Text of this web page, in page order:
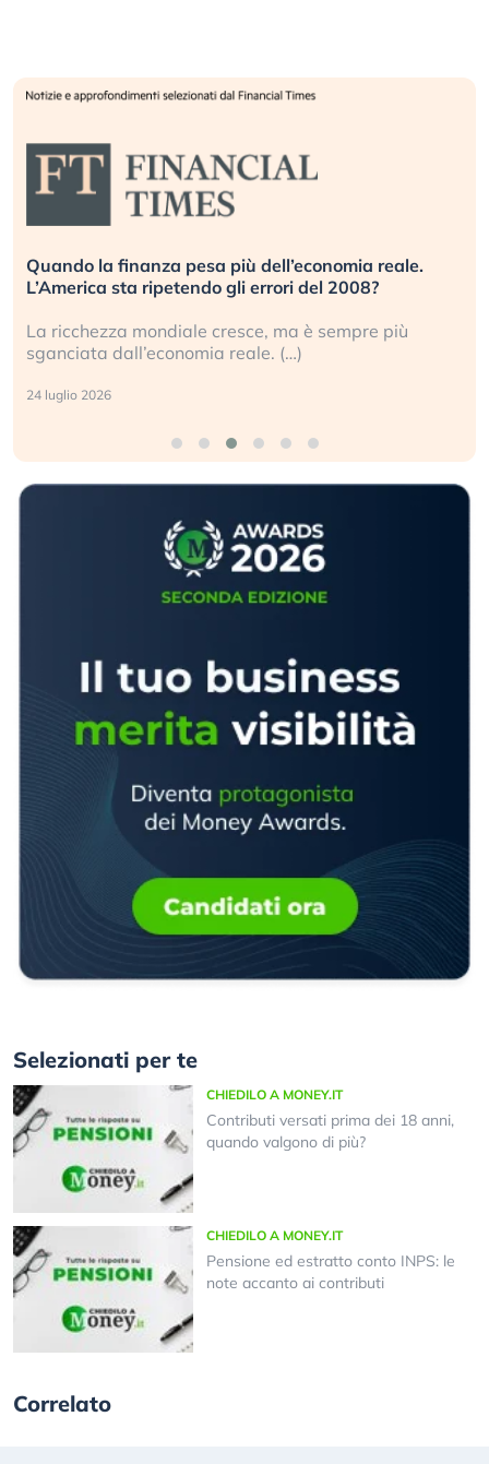
Quando la finanza pesa più dell’economia reale.
L’America sta ripetendo gli errori del 2008?
La ricchezza mondiale cresce, ma è sempre più
sganciata dall’economia reale. (…)
24 luglio 2026
Selezionati per te
CHIEDILO A MONEY.IT
Contributi versati prima dei 18 anni,
quando valgono di più?
CHIEDILO A MONEY.IT
Pensione ed estratto conto INPS: le
note accanto ai contributi
Correlato